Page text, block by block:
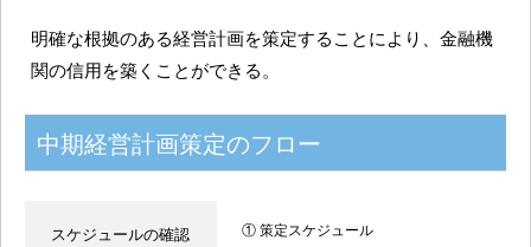
明確な根拠のある経営計画を策定することにより、金融機
関の信用を築くことができる。
中期経営計画策定のフロー
スケジュールの確認 ① 策定スケジュール